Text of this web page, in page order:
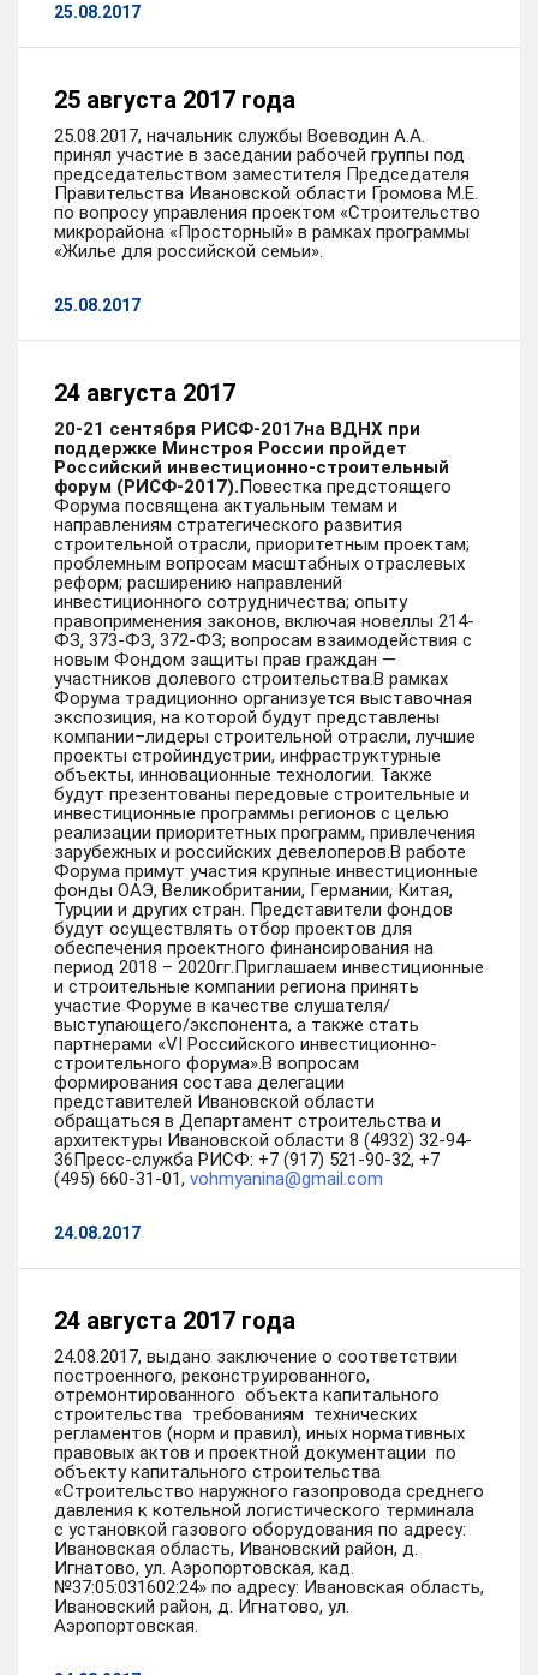
25.08.2017
25 августа 2017 года
25.08.2017, начальник службы Воеводин А.А.
принял участие в заседании рабочей группы под
председательством заместителя Председателя
Правительства Ивановской области Громова М.Е.
по вопросу управления проектом «Строительство
микрорайона «Просторный» в рамках программы
«Жилье для российской семьи».
25.08.2017
24 августа 2017
20-21 сентября РИСФ-2017на ВДНХ при
поддержке Минстроя России пройдет
Российский инвестиционно-строительный
форум (РИСФ-2017).Повестка предстоящего
Форума посвящена актуальным темам и
направлениям стратегического развития
строительной отрасли, приоритетным проектам;
проблемным вопросам масштабных отраслевых
реформ; расширению направлений
инвестиционного сотрудничества; опыту
правоприменения законов, включая новеллы 214-
ФЗ, 373-ФЗ, 372-ФЗ; вопросам взаимодействия с
новым Фондом защиты прав граждан —
участников долевого строительства.В рамках
Форума традиционно организуется выставочная
экспозиция, на которой будут представлены
компании–лидеры строительной отрасли, лучшие
проекты стройиндустрии, инфраструктурные
объекты, инновационные технологии. Также
будут презентованы передовые строительные и
инвестиционные программы регионов с целью
реализации приоритетных программ, привлечения
зарубежных и российских девелоперов.В работе
Форума примут участия крупные инвестиционные
фонды ОАЭ, Великобритании, Германии, Китая,
Турции и других стран. Представители фондов
будут осуществлять отбор проектов для
обеспечения проектного финансирования на
период 2018 – 2020гг.Приглашаем инвестиционные
и строительные компании региона принять
участие Форуме в качестве слушателя/
выступающего/экспонента, а также стать
партнерами «VI Российского инвестиционно-
строительного форума».В вопросам
формирования состава делегации
представителей Ивановской области
обращаться в Департамент строительства и
архитектуры Ивановской области 8 (4932) 32-94-
36Пресс-служба РИСФ: +7 (917) 521-90-32, +7
(495) 660-31-01, vohmyanina@gmail.com
24.08.2017
24 августа 2017 года
24.08.2017, выдано заключение о соответствии
построенного, реконструированного,
отремонтированного объекта капитального
строительства требованиям технических
регламентов (норм и правил), иных нормативных
правовых актов и проектной документации по
объекту капитального строительства
«Строительство наружного газопровода среднего
давления к котельной логистического терминала
с установкой газового оборудования по адресу:
Ивановская область, Ивановский район, д.
Игнатово, ул. Аэропортовская, кад.
№37:05:031602:24» по адресу: Ивановская область,
Ивановский район, д. Игнатово, ул.
Аэропортовская.